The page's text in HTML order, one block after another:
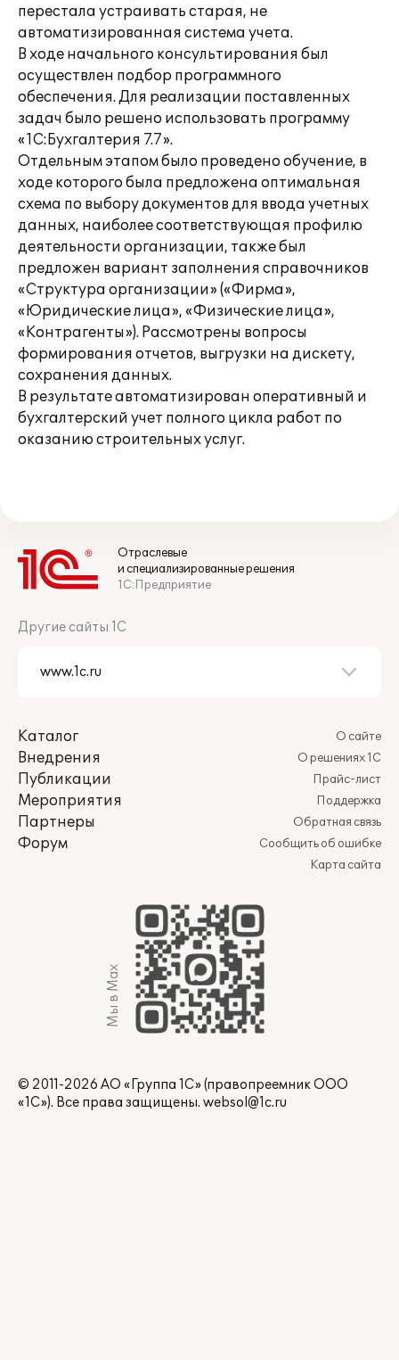
перестала устраивать старая, не
автоматизированная система учета.
В ходе начального консультирования был
осуществлен подбор программного
обеспечения. Для реализации поставленных
задач было решено использовать программу
«1С:Бухгалтерия 7.7».
Отдельным этапом было проведено обучение, в
ходе которого была предложена оптимальная
схема по выбору документов для ввода учетных
данных, наиболее соответствующая профилю
деятельности организации, также был
предложен вариант заполнения справочников
«Структура организации» («Фирма»,
«Юридические лица», «Физические лица»,
«Контрагенты»). Рассмотрены вопросы
формирования отчетов, выгрузки на дискету,
сохранения данных.
В результате автоматизирован оперативный и
бухгалтерский учет полного цикла работ по
оказанию строительных услуг.
Отраслевые
и специализированные решения
1С:Предприятие
Другие сайты 1С
Каталог
Внедрения
Публикации
Мероприятия
Партнеры
Форум
О сайте
О решениях 1С
Прайс-лист
Поддержка
Обратная связь
Сообщить об ошибке
Карта сайта
Мы в Max
© 2011-2026 АО «Группа 1С» (правопреемник ООО
«1С»). Все права защищены. websol@1c.ru